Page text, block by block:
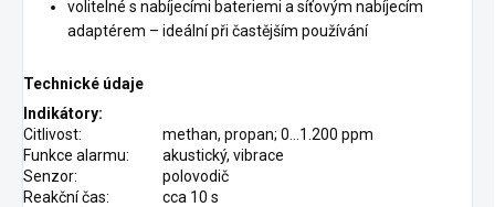
volitelné s nabíjecími bateriemi a síťovým nabíjecím
adaptérem – ideální při častějším používání
Technické údaje
Indikátory:
Citlivost:
methan, propan; 0...1.200 ppm
Funkce alarmu:
akustický, vibrace
Senzor:
polovodič
Reakční čas:
cca 10 s